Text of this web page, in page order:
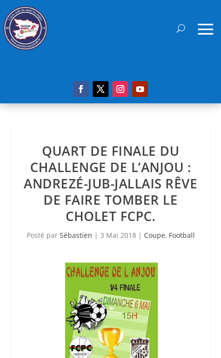
QUART DE FINALE DU
CHALLENGE DE L’ANJOU :
ANDREZÉ-JUB-JALLAIS RÊVE
DE FAIRE TOMBER LE
CHOLET FCPC.
Posté par Sébastien | 3 Mai 2018| Coupe, Football